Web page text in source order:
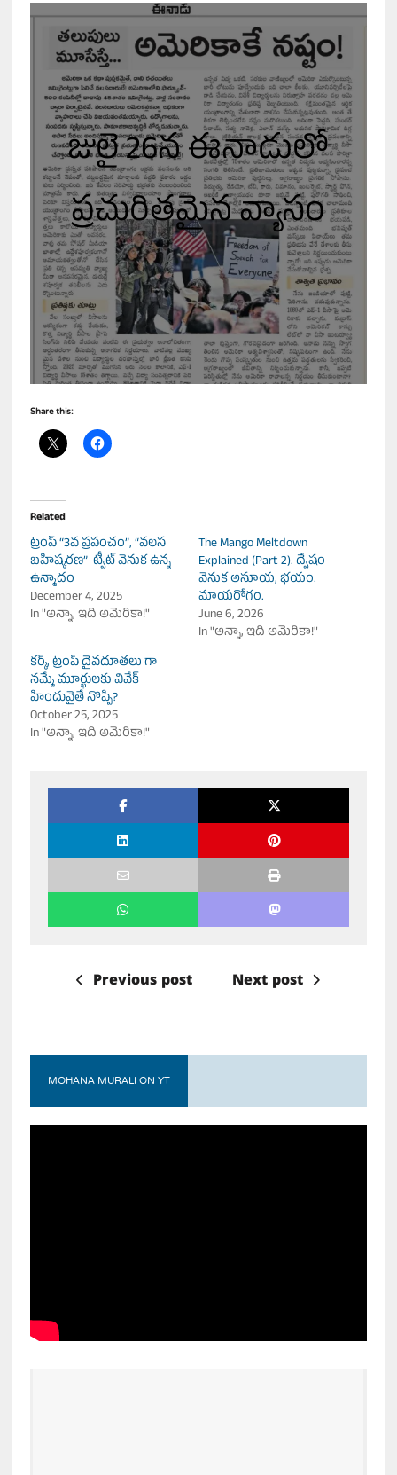
జులై 26న ఈనాడులో
ప్రచురితమైన వ్యాసం
Share this:
Related
ట్రంప్ “3వ ప్రపంచం”, “వలస
బహిష్కరణ” ట్వీట్ వెనుక ఉన్న
ఉన్మాదం
December 4, 2025
In "అన్నా, ఇది అమెరికా!"
The Mango Meltdown
Explained (Part 2). ద్వేషం
వెనుక అసూయ, భయం.
మాయరోగం.
June 6, 2026
In "అన్నా, ఇది అమెరికా!"
కర్క్, ట్రంప్ దైవదూతలు గా
నమ్మే మూర్ఖులకు వివేక్
హిందువైతే నొప్పి?
October 25, 2025
In "అన్నా, ఇది అమెరికా!"
Previous post Next post
MOHANA MURALI ON YT